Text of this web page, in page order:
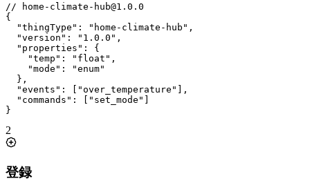
// home-climate-hub@1.0.0
{
"thingType" : "home-climate-hub" ,
"version" : "1.0.0" ,
"properties" :
{
"temp" : "float" ,
"mode" :
"enum"
} ,
"events" : "over_temperature"
,
"commands" : "set_mode"
}
2
登録